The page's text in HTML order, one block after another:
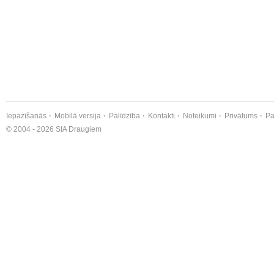
Iepazīšanās Mobilā versija Palīdzība Kontakti Noteikumi Privātums
© 2004 - 2026 SIA Draugiem